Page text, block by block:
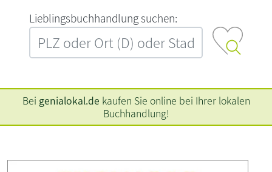
L‍i‍e‍b‍l‍i‍n‍g‍s‍b‍u‍c‍h‍h‍a‍n‍d‍l‍u‍n‍g‍ ‍s‍u‍c‍h‍e‍n‍:‍
Bei genialokal.de kaufen Sie online bei Ihrer lokalen
Buchhandlung!